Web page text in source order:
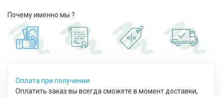
Почему именно мы ?
Оплата при получении
Оплатить заказ вы всегда сможете в момент доставки,